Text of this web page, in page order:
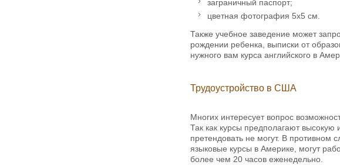
заграничный паспорт;
цветная фотография 5х5 см.
Также учебное заведение может
рождении ребенка, выписки от
нужного вам курса английского в
Трудоустройство в США
Многих интересует вопрос
Так как курсы предполагают высокую
претендовать не могут. В противном
языковые курсы в Америке, могут
более чем 20 часов еженедельно.